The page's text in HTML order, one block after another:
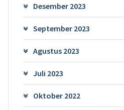
Desember 2023
September 2023
Agustus 2023
Juli 2023
Oktober 2022